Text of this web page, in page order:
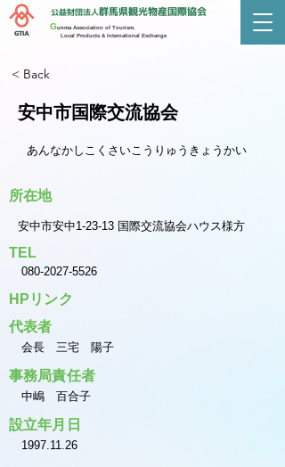
GTIA
公益財団法人群馬県観光物産国際協会
Gunma Association of Tourism.
Local Products & International Exchange
< Back
安中市国際交流協会
あんなかしこくさいこうりゅうきょうかい
所在地
安中市安中1-23-13 国際交流協会ハウス様方
TEL
080-2027-5526
HPリンク
代表者
会長 三宅 陽子
事務局責任者
中嶋 百合子
設立年月日
1997.11.26